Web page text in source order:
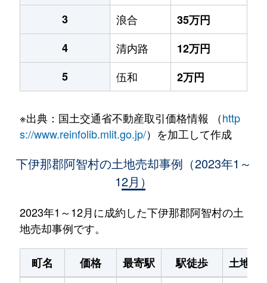
3
浪合
35万円
4
清内路
12万円
5
伍和 2万円
※出典：国土交通省不動産取引価格情報 （http
s://www.reinfolib.mlit.go.jp/）を加工して作成
下伊那郡阿智村の土地売却事例（2023年1～
12月）
2023年1～12月に成約した下伊那郡阿智村の土
地売却事例です。
町名 価格 最寄駅 駅徒歩
土地面